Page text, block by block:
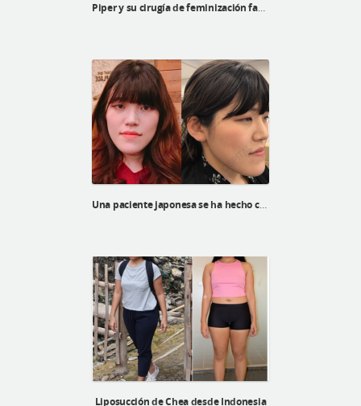
Piper y su cirugía de feminización facial superior de la línea Barbie
Una paciente japonesa se ha hecho cirugía ortognática, la cirugía de v-line, la reducción de pómulos y corrección de ptosis.
Liposucción de Chea desde Indonesia